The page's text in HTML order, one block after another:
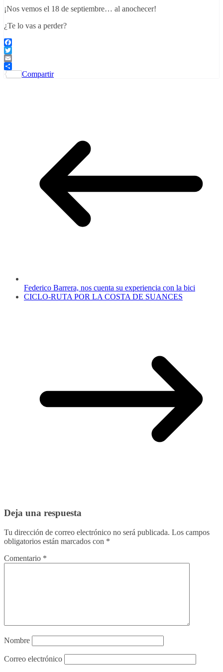
¡Nos vemos el 18 de septiembre… al anochecer!
¿Te lo vas a perder?
Facebook
Twitter
Email
Compartir
Federico Barrera, nos cuenta su experiencia con la bici
CICLO-RUTA POR LA COSTA DE SUANCES
Deja una respuesta
Tu dirección de correo electrónico no será publicada. Los campos
obligatorios están marcados con *
Comentario *
Nombre
Correo electrónico